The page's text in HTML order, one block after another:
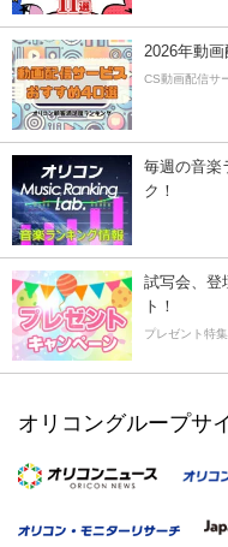
2026年動画
CS動画配信サ
毎週の音楽
ク！
試写会、登
ト！
プレゼント特集
オリコングループサ